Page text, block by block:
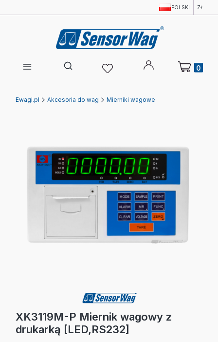
POLSKI ZŁ
Otwórz wyszukiwarkę
Produkty w
Ewagi.pl Akcesoria do wag Mierniki wagowe
XK3119M-P Miernik wagowy z
drukarką [LED,RS232]